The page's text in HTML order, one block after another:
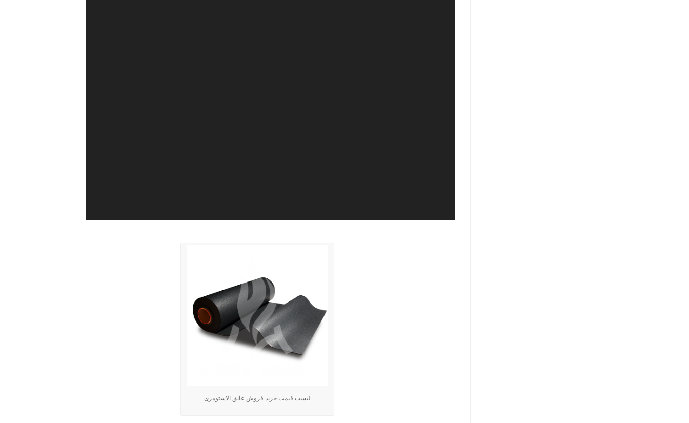
لیست قیمت خرید فروش عایق الاستومری